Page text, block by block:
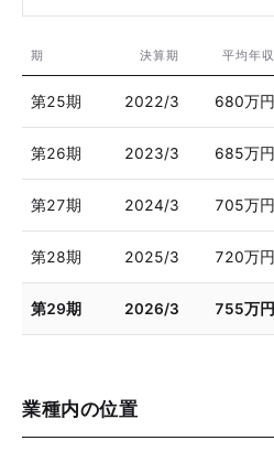
期 決算期 平均年収
第25期 2022/3 680万円
第26期 2023/3 685万円
第27期 2024/3 705万円
第28期 2025/3 720万円
第29期 2026/3 755万円
業種内の位置